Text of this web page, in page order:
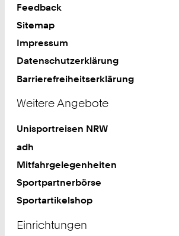
Feedback
Sitemap
Impressum
Datenschutzerklärung
Barrierefreiheitserklärung
Weitere Angebote
Unisportreisen NRW
adh
Mitfahrgelegenheiten
Sportpartnerbörse
Sportartikelshop
Einrichtungen